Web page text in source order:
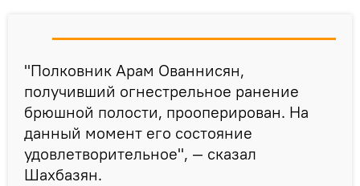
"Полковник Арам Ованнисян,
получивший огнестрельное ранение
брюшной полости, прооперирован. На
данный момент его состояние
удовлетворительное", — сказал
Шахбазян.